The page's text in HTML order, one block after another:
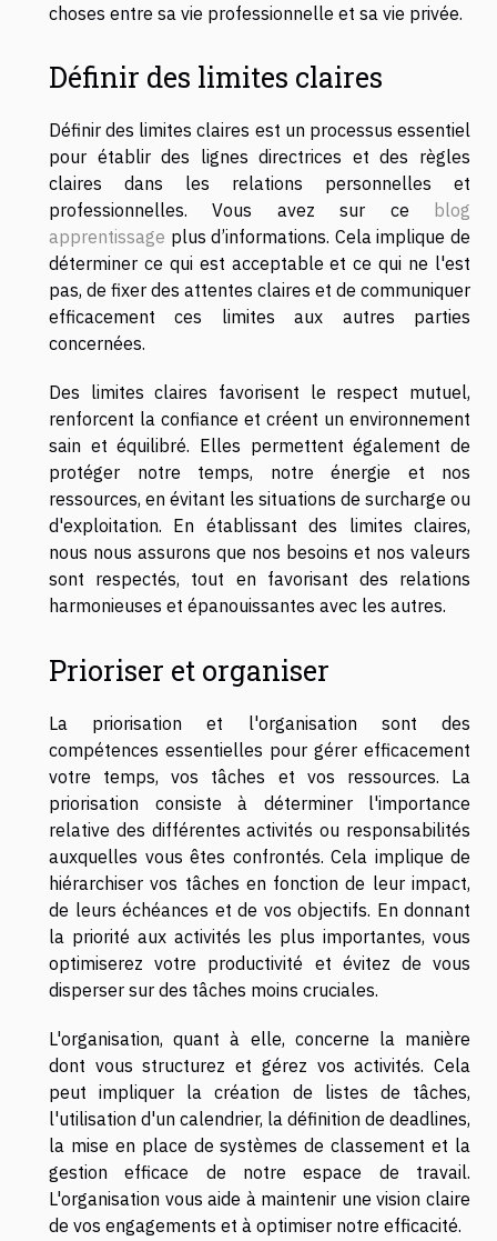
choses entre sa vie professionnelle et sa vie privée.
Définir des limites claires
Définir des limites claires est un processus essentiel
pour établir des lignes directrices et des règles
claires dans les relations personnelles et
professionnelles. Vous avez sur ce
blog
apprentissage plus d’informations. Cela implique de
déterminer ce qui est acceptable et ce qui ne l'est
pas, de fixer des attentes claires et de communiquer
efficacement ces limites aux autres parties
concernées.
Des limites claires favorisent le respect mutuel,
renforcent la confiance et créent un environnement
sain et équilibré. Elles permettent également de
protéger notre temps, notre énergie et nos
ressources, en évitant les situations de surcharge ou
d'exploitation. En établissant des limites claires,
nous nous assurons que nos besoins et nos valeurs
sont respectés, tout en favorisant des relations
harmonieuses et épanouissantes avec les autres.
Prioriser et organiser
La priorisation et l'organisation sont des
compétences essentielles pour gérer efficacement
votre temps, vos tâches et vos ressources. La
priorisation consiste à déterminer l'importance
relative des différentes activités ou responsabilités
auxquelles vous êtes confrontés. Cela implique de
hiérarchiser vos tâches en fonction de leur impact,
de leurs échéances et de vos objectifs. En donnant
la priorité aux activités les plus importantes, vous
optimiserez votre productivité et évitez de vous
disperser sur des tâches moins cruciales.
L'organisation, quant à elle, concerne la manière
dont vous structurez et gérez vos activités. Cela
peut impliquer la création de listes de tâches,
l'utilisation d'un calendrier, la définition de deadlines,
la mise en place de systèmes de classement et la
gestion efficace de notre espace de travail.
L'organisation vous aide à maintenir une vision claire
de vos engagements et à optimiser notre efficacité.